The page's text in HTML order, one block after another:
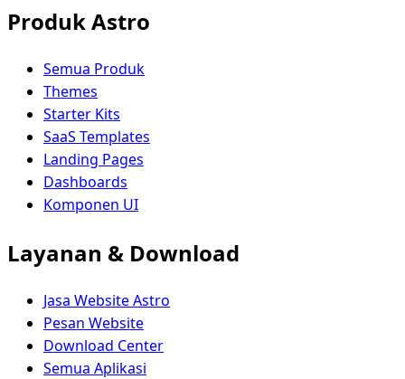
Produk Astro
Semua Produk
Themes
Starter Kits
SaaS Templates
Landing Pages
Dashboards
Komponen UI
Layanan & Download
Jasa Website Astro
Pesan Website
Download Center
Semua Aplikasi